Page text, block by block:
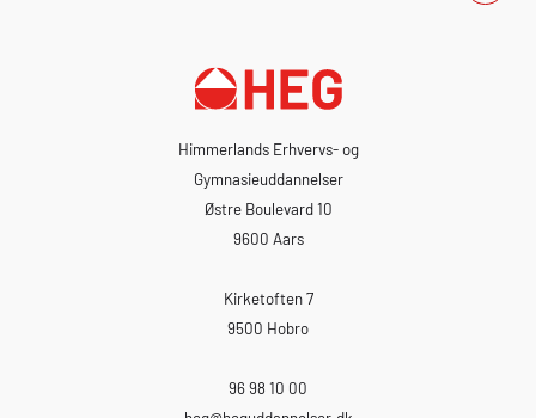
Himmerlands Erhvervs- og
Gymnasieuddannelser
Østre Boulevard 10
9600 Aars
Kirketoften 7
9500 Hobro
96 98 10 00